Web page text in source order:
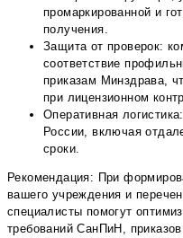
промаркированной и
получения.
Защита от проверок:
соответствие
приказам Минздрава,
при лицензионном
Оперативная
России, включая
сроки.
Рекомендация: При
вашего учреждения и
специалисты помогут
требований СанПиН,